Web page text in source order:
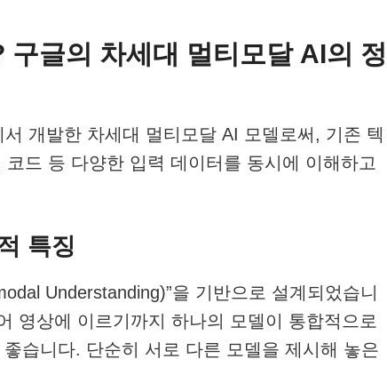
글의 차세대 멀티모달 AI의 정
개발한 차세대 멀티모달 AI 모델로써, 기존 텍
드 등 다양한 입력 데이터를 동시에 이해하고
특징
Understanding)”을 기반으로 설계되었습니
영상에 이르기까지 하나의 모델이 통합적으로
습니다. 단순히 서로 다른 모델을 제시해 놓은